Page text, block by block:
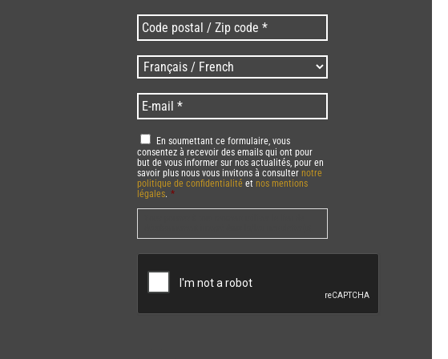
Code
postal
/
Zip
* *
Langues
/
Language *
E-
mail *
RGPD *
En soumettant ce formulaire, vous
consentez à recevoir des emails qui ont pour
but de vous informer sur nos actualités, pour en
savoir plus nous vous invitons à consulternotre
politique de confidentialité etnos mentions
légales. *